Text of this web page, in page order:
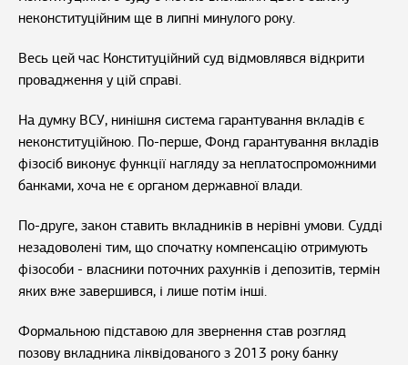
неконституційним ще в липні минулого року.
Весь цей час Конституційний суд відмовлявся відкрити
провадження у цій справі.
На думку ВСУ, нинішня система гарантування вкладів є
неконституційною. По-перше, Фонд гарантування вкладів
фізосіб виконує функції нагляду за неплатоспроможними
банками, хоча не є органом державної влади.
По-друге, закон ставить вкладників в нерівні умови. Судді
незадоволені тим, що спочатку компенсацію отримують
фізособи - власники поточних рахунків і депозитів, термін
яких вже завершився, і лише потім інші.
Формальною підставою для звернення став розгляд
позову вкладника ліквідованого з 2013 року банку